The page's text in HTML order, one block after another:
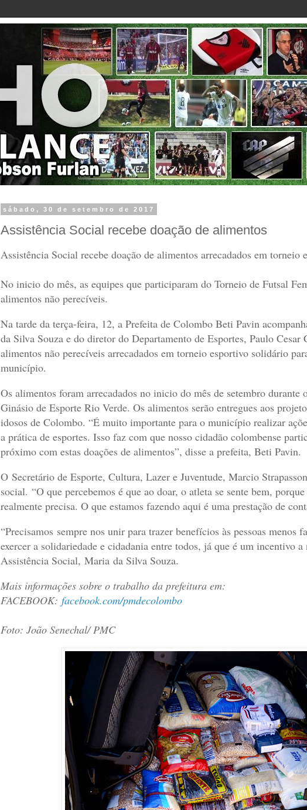
sábado, 30 de setembro de 2017
Assistência Social recebe doação de alimentos
Assistência Social recebe doação de alimentos arrecadados em torneio
No inicio do mês, as equipes que participaram do Torneio de Futsal
alimentos não perecíveis.
Na tarde da terça-feira, 12, a Prefeita de Colombo Beti Pavin
da Silva Souza e do diretor do Departamento de Esportes, Paulo
alimentos não perecíveis arrecadados em torneio esportivo solidário
município.
Os alimentos foram arrecadados no inicio do mês de setembro
Ginásio de Esporte Rio Verde. Os alimentos serão entregues aos
idosos de Colombo. “É muito importante para o município realizar
a prática de esportes. Isso faz com que nosso cidadão colombense
próximo com estas doações de alimentos”, disse a prefeita, Beti Pavin.
O Secretário de Esporte, Cultura, Lazer e Juventude, Marcio
social. “O que percebemos é que ao doar, o atleta se sente bem,
realmente precisa. O que estamos fazendo aqui é uma prestação de
“Precisamos sempre nos unir para trazer benefícios às pessoas
exercer a solidariedade e cidadania entre todos, já que é um incentivo
Assistência Social, Maria da Silva Souza.
Mais informações sobre o trabalho da prefeitura em:
FACEBOOK: facebook.com/pmdecolombo
Foto: João Senechal/ PMC